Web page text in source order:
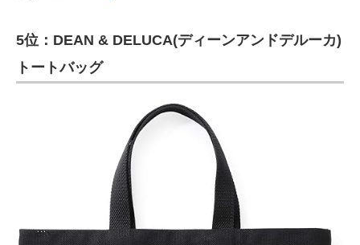
5位：DEAN & DELUCA(ディーンアンドデルーカ)
トートバッグ